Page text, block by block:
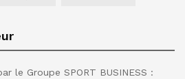
le Groupe SPORT BUSINESS :